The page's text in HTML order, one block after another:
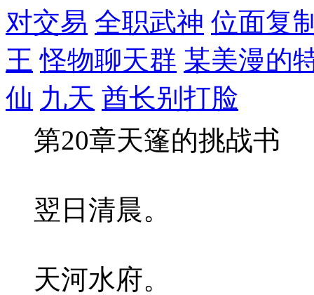
对交易 全职武神 位面复
王 怪物聊天群 某美漫的
仙 九天 酋长别打脸
第20章天篷的挑战书
翌日清晨。
天河水府。